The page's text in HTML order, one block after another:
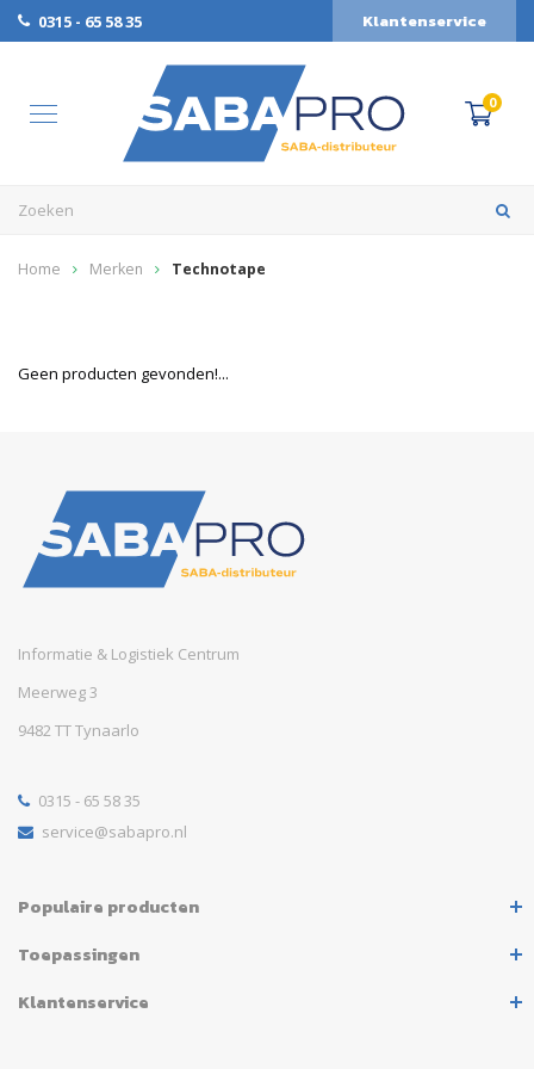
0315 - 65 58 35 Klantenservice
0
Home Merken Technotape
Geen producten gevonden!...
Informatie & Logistiek Centrum
Meerweg 3
9482 TT Tynaarlo
0315 - 65 58 35
service@sabapro.nl
Populaire producten
Toepassingen
Klantenservice